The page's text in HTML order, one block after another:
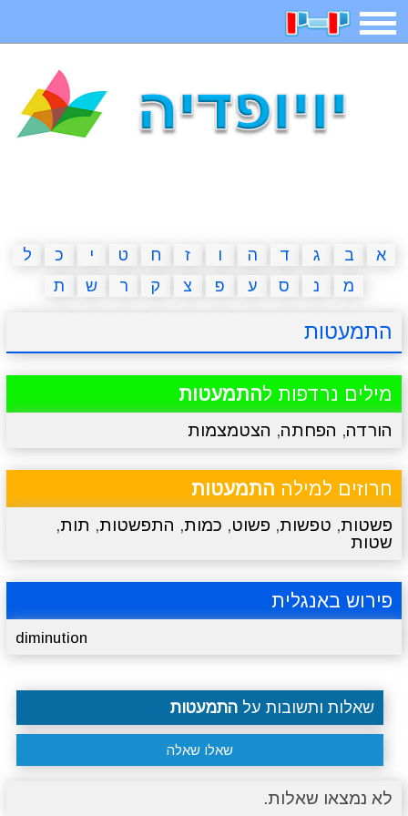
תפריט
איש תלוי מדריכים פוקימון גו מצא הבדלים
יצירה משחקי בנות אשליות חדשות
א ב ג ד ה ו ז ח ט י כ
ל
מ
נ ס ע פ צ ק ר ש ת
התמעטות
מילים נרדפות להתמעטות
הורדה, הפחתה, הצטמצמות
חרוזים למילה התמעטות
פשטות, טפשות, פשוט, כמות, התפשטות, תות,
שטות
פירוש באנגלית
diminution
שאלות ותשובות על התמעטות
שאלו שאלה
לא נמצאו שאלות.